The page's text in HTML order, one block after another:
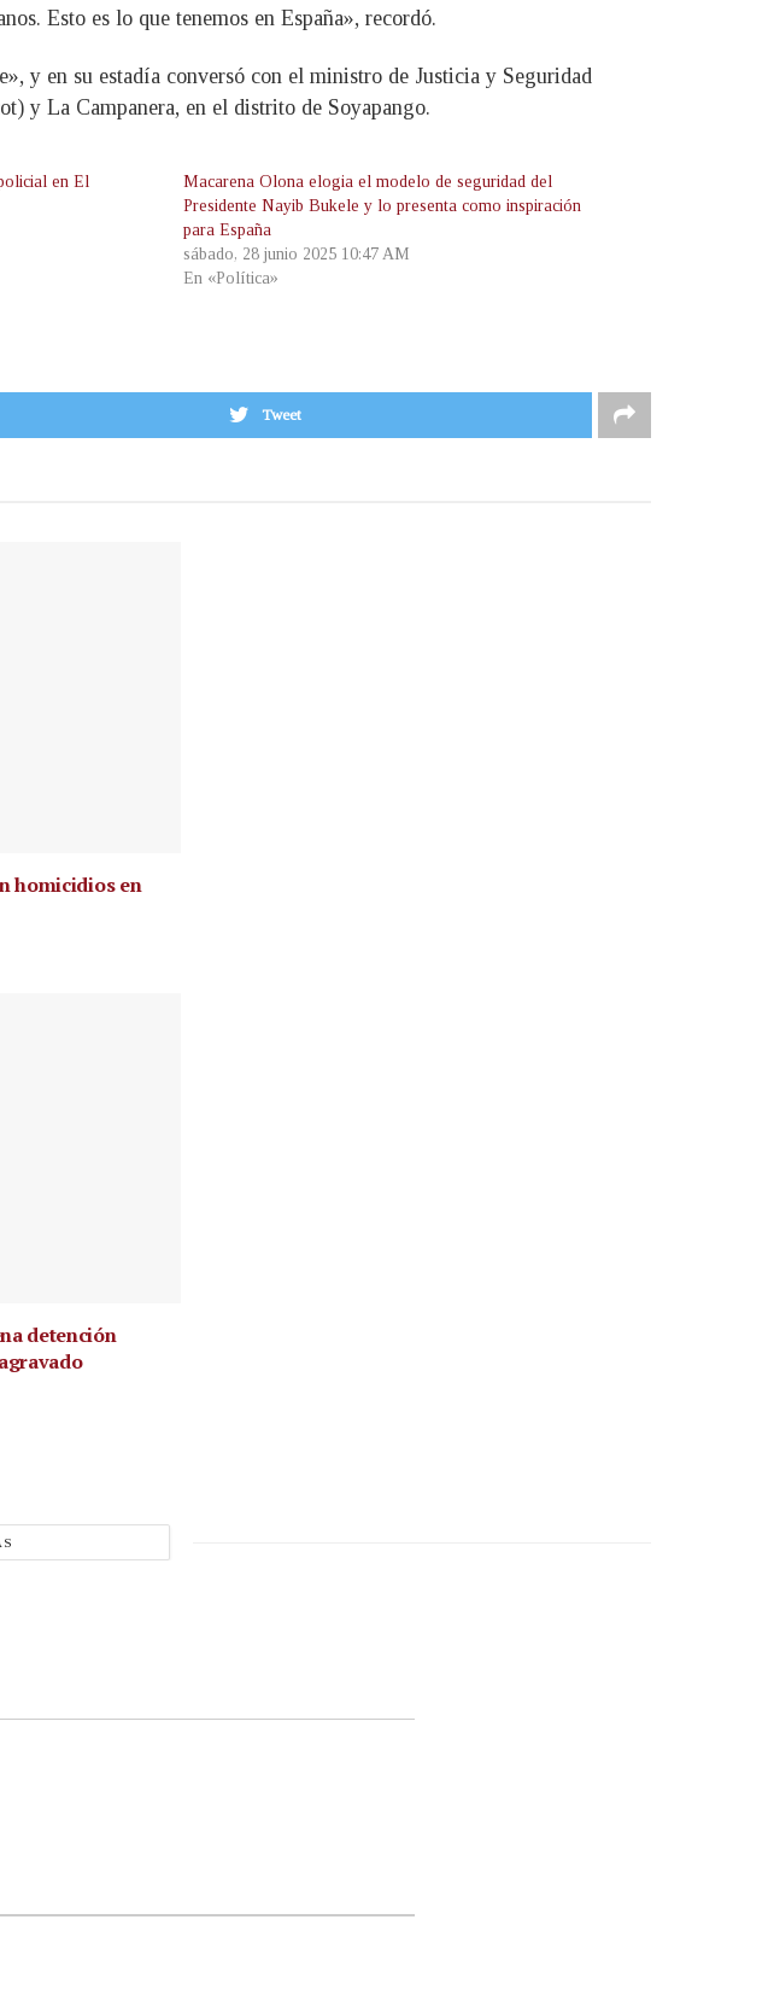
Esto es lo que tenemos en España», recordó.
y en su estadía conversó con el ministro de Justicia y Seguridad
y La Campanera, en el distrito de Soyapango.
en El
Macarena Olona elogia el modelo de seguridad del
Presidente Nayib Bukele y lo presenta como inspiración
para España
sábado, 28 junio 2025 10:47 AM
En «Política»
Tweet
homicidios en
detención